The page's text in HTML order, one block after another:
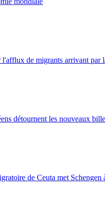
l'afflux de migrants arrivant par
détournent les nouveaux
de Ceuta met Schengen